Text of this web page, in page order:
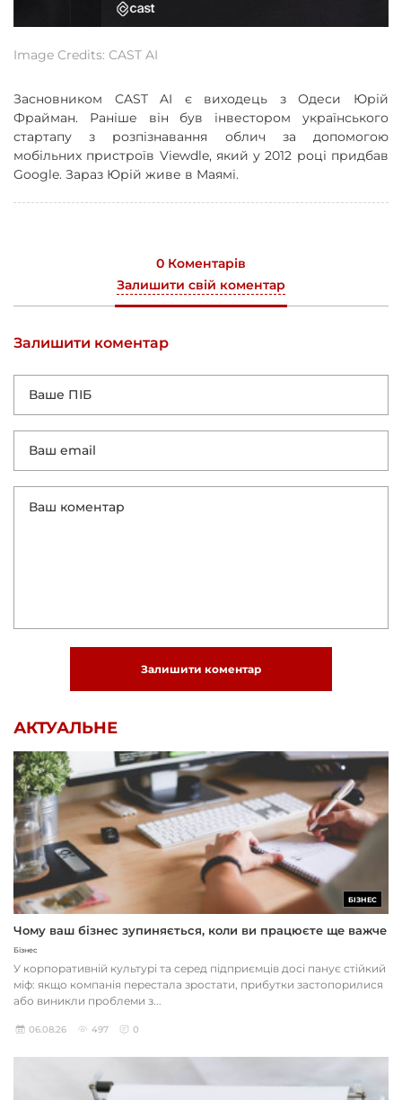
Image Credits: CAST AI
Засновником CAST AI є виходець з Одеси Юрій
Фрайман. Раніше він був інвестором українського
стартапу з розпізнавання облич за допомогою
мобільних пристроїв Viewdle, який у 2012 році придбав
Google. Зараз Юрій живе в Маямі.
0 Коментарів
Залишити свій коментар
Залишити коментар
Залишити коментар
АКТУАЛЬНЕ
БІЗНЕС
Чому ваш бізнес зупиняється, коли ви працюєте ще важче
Бізнес
У корпоративній культурі та серед підприємців досі панує стійкий
міф: якщо компанія перестала зростати, прибутки застопорилися
або виникли проблеми з...
06.08.26 497 0